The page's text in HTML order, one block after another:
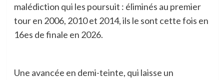
malédiction qui les poursuit : éliminés au premier
tour en 2006, 2010 et 2014, ils le sont cette fois en
16es de finale en 2026.
Une avancée en demi-teinte, qui laisse un